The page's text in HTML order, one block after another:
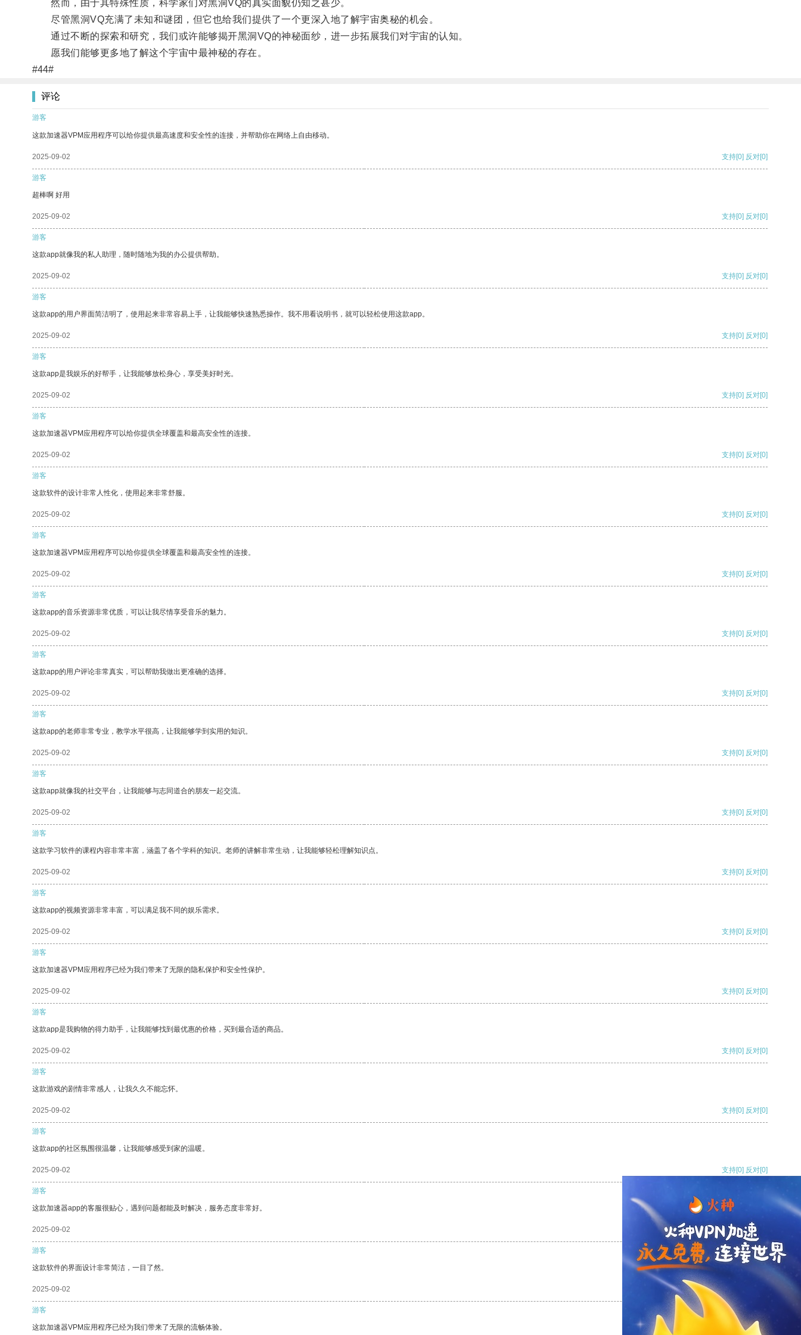
然而，由于其特殊性质，科学家们对黑洞VQ的真实面貌仍知之甚少。
尽管黑洞VQ充满了未知和谜团，但它也给我们提供了一个更深入地了解宇宙奥秘的机会。
通过不断的探索和研究，我们或许能够揭开黑洞VQ的神秘面纱，进一步拓展我们对宇宙的认知。
愿我们能够更多地了解这个宇宙中最神秘的存在。
#44#
评论
游客
这款加速器VPM应用程序可以给你提供最高速度和安全性的连接，并帮助你在网络上自由移动。
2025-09-02 支持[0] 反对[0]
游客
超棒啊 好用
2025-09-02 支持[0] 反对[0]
游客
这款app就像我的私人助理，随时随地为我的办公提供帮助。
2025-09-02 支持[0] 反对[0]
游客
这款app的用户界面简洁明了，使用起来非常容易上手，让我能够快速熟悉操作。我不用看说明书，就可以轻松使用这款app。
2025-09-02 支持[0] 反对[0]
游客
这款app是我娱乐的好帮手，让我能够放松身心，享受美好时光。
2025-09-02 支持[0] 反对[0]
游客
这款加速器VPM应用程序可以给你提供全球覆盖和最高安全性的连接。
2025-09-02 支持[0] 反对[0]
游客
这款软件的设计非常人性化，使用起来非常舒服。
2025-09-02 支持[0] 反对[0]
游客
这款加速器VPM应用程序可以给你提供全球覆盖和最高安全性的连接。
2025-09-02 支持[0] 反对[0]
游客
这款app的音乐资源非常优质，可以让我尽情享受音乐的魅力。
2025-09-02 支持[0] 反对[0]
游客
这款app的用户评论非常真实，可以帮助我做出更准确的选择。
2025-09-02 支持[0] 反对[0]
游客
这款app的老师非常专业，教学水平很高，让我能够学到实用的知识。
2025-09-02 支持[0] 反对[0]
游客
这款app就像我的社交平台，让我能够与志同道合的朋友一起交流。
2025-09-02 支持[0] 反对[0]
游客
这款学习软件的课程内容非常丰富，涵盖了各个学科的知识。老师的讲解非常生动，让我能够轻松理解知识点。
2025-09-02 支持[0] 反对[0]
游客
这款app的视频资源非常丰富，可以满足我不同的娱乐需求。
2025-09-02 支持[0] 反对[0]
游客
这款加速器VPM应用程序已经为我们带来了无限的隐私保护和安全性保护。
2025-09-02 支持[0] 反对[0]
游客
这款app是我购物的得力助手，让我能够找到最优惠的价格，买到最合适的商品。
2025-09-02 支持[0] 反对[0]
游客
这款游戏的剧情非常感人，让我久久不能忘怀。
2025-09-02 支持[0] 反对[0]
游客
这款app的社区氛围很温馨，让我能够感受到家的温暖。
2025-09-02 支持[0] 反对[0]
游客
这款加速器app的客服很贴心，遇到问题都能及时解决，服务态度非常好。
2025-09-02 支持[0] 反对
游客
这款软件的界面设计非常简洁，一目了然。
2025-09-02 支持
游客
这款加速器VPM应用程序已经为我们带来了无限的流畅体验。